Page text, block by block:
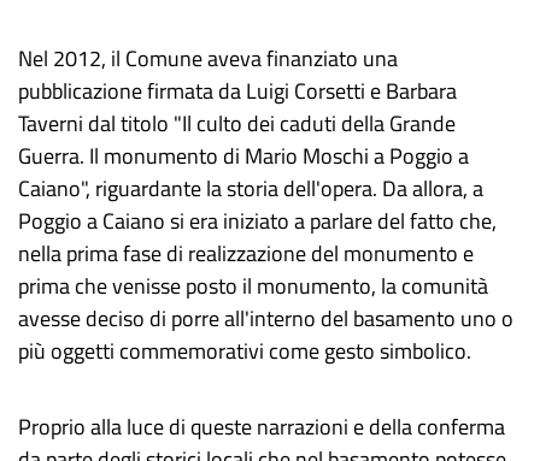
Nel 2012, il Comune aveva finanziato una
pubblicazione firmata da Luigi Corsetti e Barbara
Taverni dal titolo "Il culto dei caduti della Grande
Guerra. Il monumento di Mario Moschi a Poggio a
Caiano", riguardante la storia dell'opera. Da allora, a
Poggio a Caiano si era iniziato a parlare del fatto che,
nella prima fase di realizzazione del monumento e
prima che venisse posto il monumento, la comunità
avesse deciso di porre all'interno del basamento uno o
più oggetti commemorativi come gesto simbolico.
Proprio alla luce di queste narrazioni e della conferma